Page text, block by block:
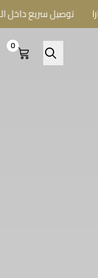
سريع داخل
BELLA
0